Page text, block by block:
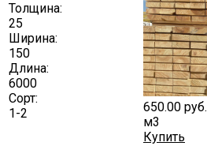
Толщина:
25
Ширина:
150
Длина:
6000
Сорт:
1-2
650.00 руб.
м3
Купить